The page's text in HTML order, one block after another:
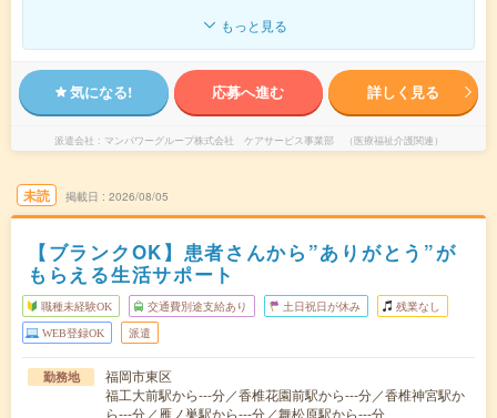
もっと見る
気になる! 応募へ進む 詳しく見る
派遣会社 マンパワーグループ株式会社 ケアサービス事業部 （医療福祉介護関連）
未読 掲載日 2026/08/05
【ブランクOK】患者さんから”ありがとう”が
もらえる生活サポート
職種未経験OK 交通費別途支給あり 土日祝日が休み 残業なし
WEB登録OK 派遣
勤務地
福岡市東区
福工大前駅から---分／香椎花園前駅から---分／香椎神宮駅か
ら---分／雁ノ巣駅から---分／舞松原駅から---分